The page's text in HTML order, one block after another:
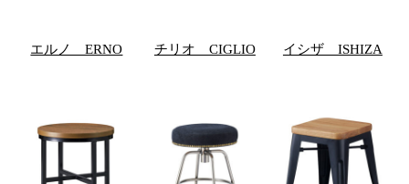
エルノ ERNO チリオ CIGLIO イシザ ISHIZA